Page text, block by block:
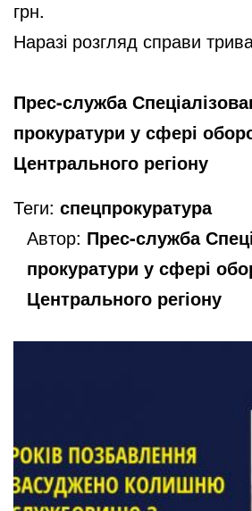
грн.
Наразі розгляд справи
Прес-служба
прокуратури у сфері
Центрального регіону
Теги: спецпрокуратура
Автор: Прес-служба
прокуратури у сфері
Центрального регіону